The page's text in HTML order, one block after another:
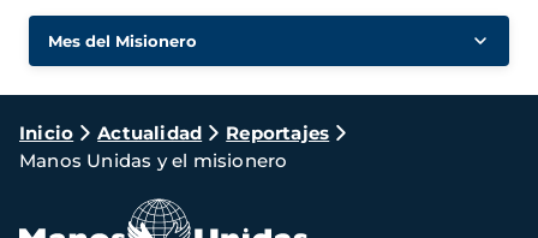
Mes del Misionero
Ruta
de
navegación
Inicio Actualidad
Reportajes
Manos Unidas y el misionero